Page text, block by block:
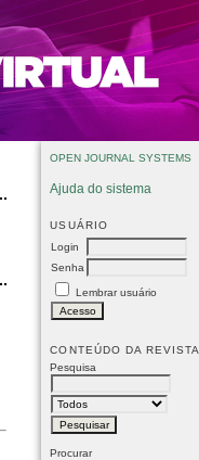
OPEN JOURNAL SYSTEMS
Ajuda do sistema
USUÁRIO
Login
Senha
Lembrar usuário
CONTEÚDO DA REVISTA
Pesquisa
Procurar